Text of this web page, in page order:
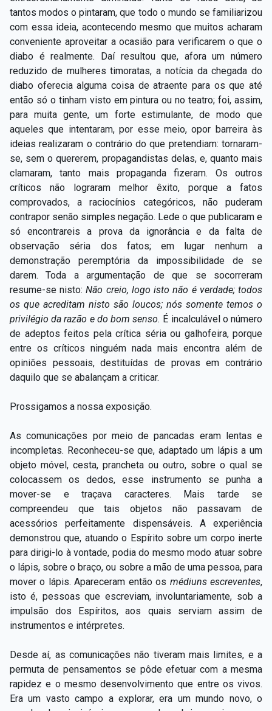
tantos modos o pintaram, que todo o mundo se familiarizou
com essa ideia, acontecendo mesmo que muitos acharam
conveniente aproveitar a ocasião para verificarem o que o
diabo é realmente. Daí resultou que, afora um número
reduzido de mulheres timoratas, a notícia da chegada do
diabo oferecia alguma coisa de atraente para os que até
então só o tinham visto em pintura ou no teatro; foi, assim,
para muita gente, um forte estimulante, de modo que
aqueles que intentaram, por esse meio, opor barreira às
ideias realizaram o contrário do que pretendiam: tornaram-
se, sem o quererem, propagandistas delas, e, quanto mais
clamaram, tanto mais propaganda fizeram. Os outros
críticos não lograram melhor êxito, porque a fatos
comprovados, a raciocínios categóricos, não puderam
contrapor senão simples negação. Lede o que publicaram e
só encontrareis a prova da ignorância e da falta de
observação séria dos fatos; em lugar nenhum a
demonstração peremptória da impossibilidade de se
darem. Toda a argumentação de que se socorreram
resume-se nisto:Não creio, logo isto não é verdade; todos
os que acreditam nisto são loucos; nós somente temos o
privilégio da razão e do bom senso. É incalculável o número
de adeptos feitos pela crítica séria ou galhofeira, porque
entre os críticos ninguém nada mais encontra além de
opiniões pessoais, destituídas de provas em contrário
daquilo que se abalançam a criticar.
Prossigamos a nossa exposição.
As comunicações por meio de pancadas eram lentas e
incompletas. Reconheceu-se que, adaptado um lápis a um
objeto móvel, cesta, prancheta ou outro, sobre o qual se
colocassem os dedos, esse instrumento se punha a
mover-se e traçava caracteres. Mais tarde se
compreendeu que tais objetos não passavam de
acessórios perfeitamente dispensáveis. A experiência
demonstrou que, atuando o Espírito sobre um corpo inerte
para dirigi-lo à vontade, podia do mesmo modo atuar sobre
o lápis, sobre o braço, ou sobre a mão de uma pessoa, para
mover o lápis. Apareceram então os médiuns escreventes,
isto é, pessoas que escreviam, involuntariamente, sob a
impulsão dos Espíritos, aos quais serviam assim de
instrumentos e intérpretes.
Desde aí, as comunicações não tiveram mais limites, e a
permuta de pensamentos se pôde efetuar com a mesma
rapidez e o mesmo desenvolvimento que entre os vivos.
Era um vasto campo a explorar, era um mundo novo, o